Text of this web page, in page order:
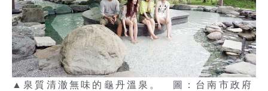
▲泉質清澈無味的龜丹溫泉。 圖：台南市政府